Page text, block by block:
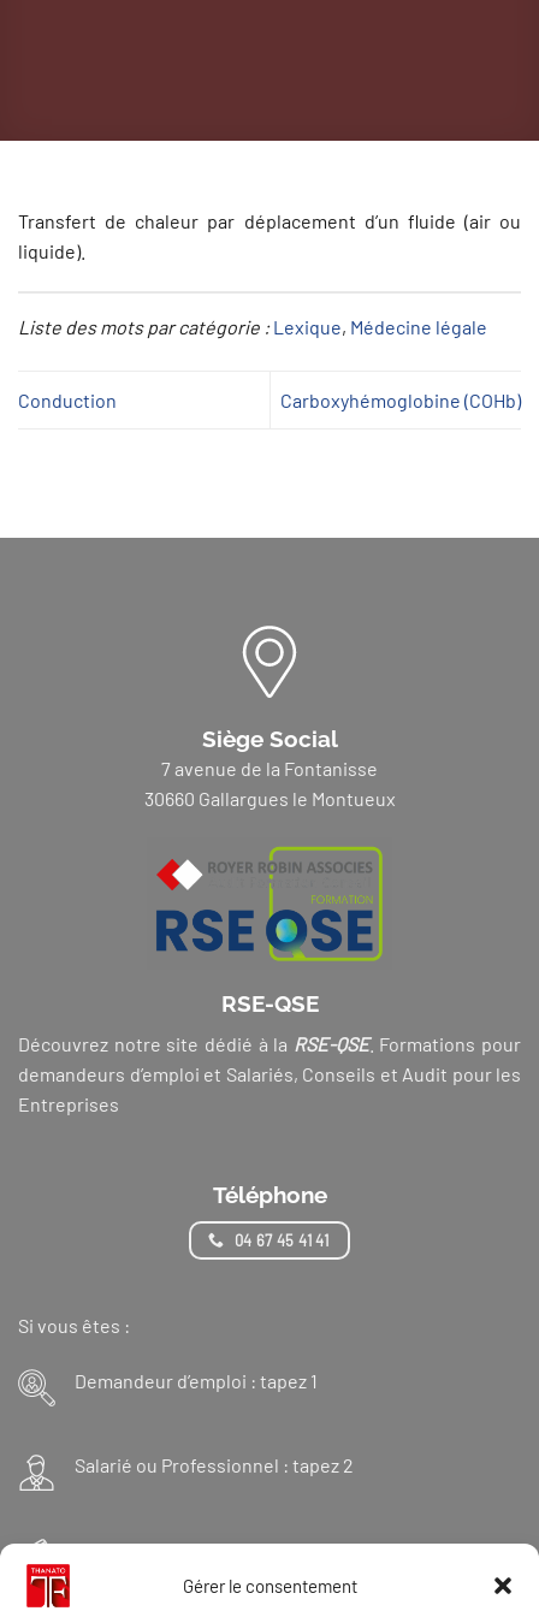
Gérer le consentement
Transfert de chaleur par déplacement d’un fluide (air ou
liquide).
Liste des mots par catégorie : Lexique, Médecine légale
Conduction Carboxyhémoglobine (COHb)
Siège Social
7 avenue de la Fontanisse
30660 Gallargues le Montueux
RSE-QSE
Découvrez notre site dédié à la RSE-QSE. Formations pour
demandeurs d’emploi et Salariés, Conseils et Audit pour les
Entreprises
Téléphone
04 67 45 41 41
Si vous êtes :
Demandeur d’emploi : tapez 1
Salarié ou Professionnel : tapez 2
Financeur : tapez 3